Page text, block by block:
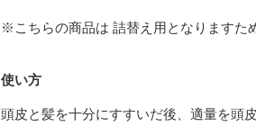
※こちらの商品は 詰替え用となりますた
使い方
頭皮と髪を十分にすすいだ後、適量を頭